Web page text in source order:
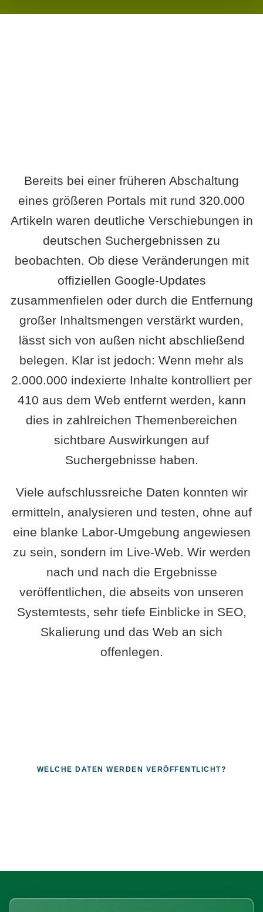
Bereits bei einer früheren Abschaltung
eines größeren Portals mit rund 320.000
Artikeln waren deutliche Verschiebungen in
deutschen Suchergebnissen zu
beobachten. Ob diese Veränderungen mit
offiziellen Google-Updates
zusammenfielen oder durch die Entfernung
großer Inhaltsmengen verstärkt wurden,
lässt sich von außen nicht abschließend
belegen. Klar ist jedoch: Wenn mehr als
2.000.000 indexierte Inhalte kontrolliert per
410 aus dem Web entfernt werden, kann
dies in zahlreichen Themenbereichen
sichtbare Auswirkungen auf
Suchergebnisse haben.
Viele aufschlussreiche Daten konnten wir
ermitteln, analysieren und testen, ohne auf
eine blanke Labor-Umgebung angewiesen
zu sein, sondern im Live-Web. Wir werden
nach und nach die Ergebnisse
veröffentlichen, die abseits von unseren
Systemtests, sehr tiefe Einblicke in SEO,
Skalierung und das Web an sich
offenlegen.
WELCHE DATEN WERDEN VERÖFFENTLICHT?